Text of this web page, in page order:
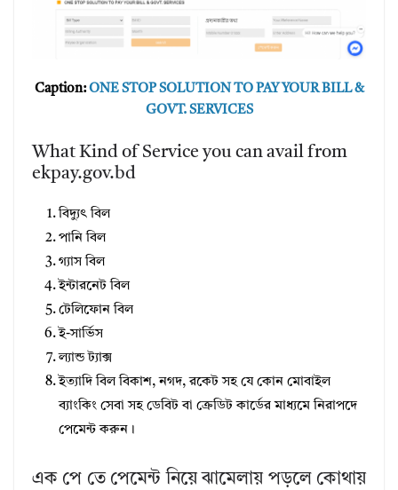
Caption:ONE STOP SOLUTION TO PAY YOUR BILL &
GOVT. SERVICES
What Kind of Service you can avail from
ekpay.gov.bd
বিদ্যুৎ বিল
পানি বিল
গ্যাস বিল
ইন্টারনেট বিল
টেলিফোন বিল
ই-সার্ভিস
ল্যান্ড ট্যাক্স
ইত্যাদি বিল বিকাশ, নগদ, রকেট সহ যে কোন মোবাইল
ব্যাংকিং সেবা সহ ডেবিট বা ক্রেডিট কার্ডের মাধ্যমে নিরাপদে
পেমেন্ট করুন।
এক পে তে পেমেন্ট নিয়ে ঝামেলায় পড়লে কোথায়